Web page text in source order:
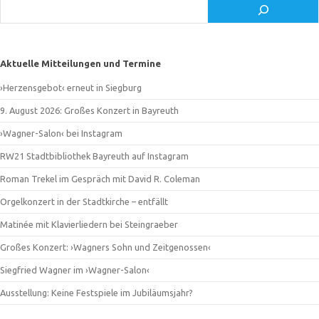
Aktuelle Mitteilungen und Termine
›Herzensgebot‹ erneut in Siegburg
9. August 2026: Großes Konzert in Bayreuth
›Wagner-Salon‹ bei Instagram
RW21 Stadtbibliothek Bayreuth auf Instagram
Roman Trekel im Gespräch mit David R. Coleman
Orgelkonzert in der Stadtkirche – entfällt
Matinée mit Klavierliedern bei Steingraeber
Großes Konzert: ›Wagners Sohn und Zeitgenossen‹
Siegfried Wagner im ›Wagner-Salon‹
Ausstellung: Keine Festspiele im Jubiläumsjahr?